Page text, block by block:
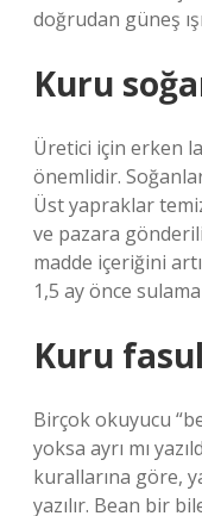
doğrudan güneş
Kuru
Üretici için erken
önemlidir. Soğanlar
Üst yapraklar
ve pazara
madde içeriğini
1,5 ay önce sulama
Kuru
Birçok okuyucu
yoksa ayrı mı
kurallarına göre,
yazılır. Bean bir